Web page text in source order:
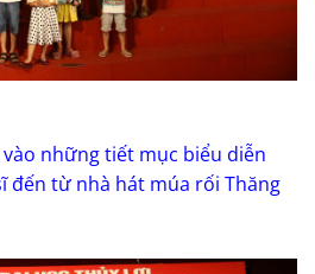
những tiết mục biểu diễn
đến từ nhà hát múa rối Thăng